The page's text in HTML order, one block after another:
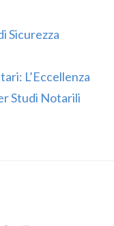
Sicurezza
L’Eccellenza
Studi Notarili